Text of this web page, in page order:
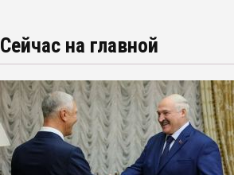
Сейчас на главной